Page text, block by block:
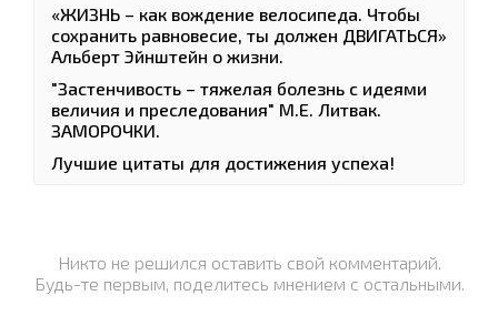
«ЖИЗНЬ – как вождение велосипеда. Чтобы
сохранить равновесие, ты должен ДВИГАТЬСЯ»
Альберт Эйнштейн о жизни.
"Застенчивость – тяжелая болезнь с идеями
величия и преследования" М.Е. Литвак.
ЗАМОРОЧКИ.
Лучшие цитаты для достижения успеха!
Никто не решился оставить свой комментарий.
Будь-те первым, поделитесь мнением с остальными.